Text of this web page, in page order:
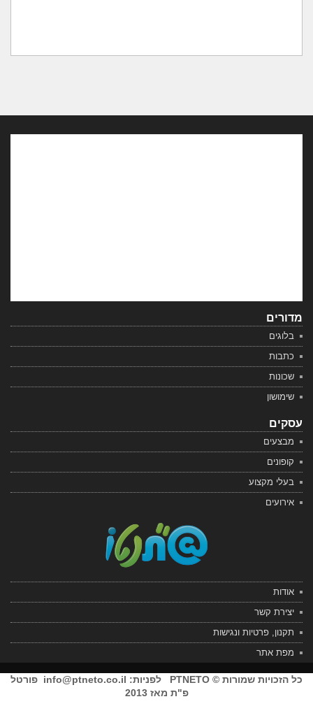
מדורים
בלוגים
כתבות
שכונות
שימושון
עסקים
מבצעים
קופונים
בעלי מקצוע
אירועים
אודות
יצירת קשר
תקנון, פרטיות ונגישות
מפת אתר
כל הזכויות שמורות © PTNETO לפניות: info@ptneto.co.il פורטל
פ"ת מאז 2013